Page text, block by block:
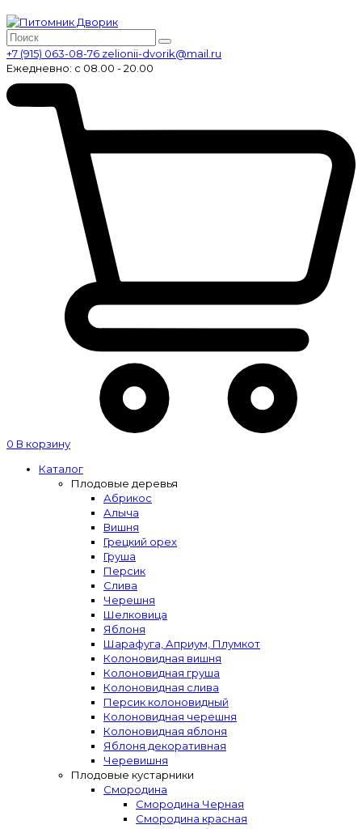
+7 (915) 063-08-76 zelionii-dvorik@mail.ru
Ежедневно: с 08.00 - 20.00
0 В корзину
Каталог
Плодовые деревья
Абрикос
Алыча
Вишня
Грецкий орех
Груша
Персик
Слива
Черешня
Шелковица
Яблоня
Шарафуга, Априум, Плумкот
Колоновидная вишня
Колоновидная груша
Колоновидная слива
Персик колоновидный
Колоновидная черешня
Колоновидная яблоня
Яблоня декоративная
Черевишня
Плодовые кустарники
Смородина
Смородина Черная
Смородина красная